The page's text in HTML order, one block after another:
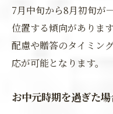
7月中旬から8月初旬が
位置する傾向がありま
配慮や贈答のタイミン
応が可能となります。
お中元時期を過ぎた